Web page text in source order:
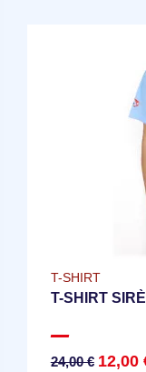
T-SHIRT
T-SHIRT
24,00 € 12,00